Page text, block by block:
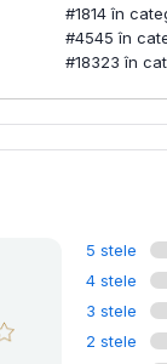
#1814 în
#4545 în
#18323 în
5 stele
4 stele
3 stele
2 stele